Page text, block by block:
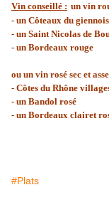
Vin conseillé : un vin
- un Côteaux du giennois
- un Saint Nicolas de
- un Bordeaux rouge
ou un vin rosé sec et
- Côtes du Rhône
- un Bandol rosé
- un Bordeaux clairet
#Plats